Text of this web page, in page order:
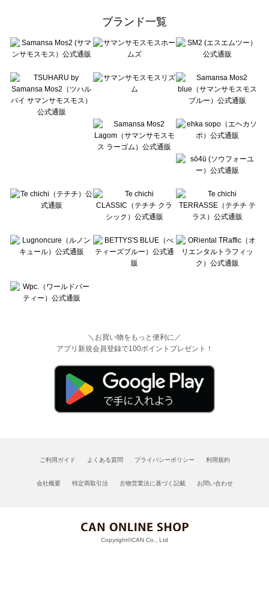
sō4ū（ソウフォーユー）のアウター一覧
Te chichi（テチチ）のアウター一覧
Te chichi CLASSIC（テチチ クラシック）のアウター一覧
Lugnoncure（ルノンキュール）のアウター一覧
BETTY'S BLUE（べティーズブルー）のアウター一覧
Wpc.（ワールドパーティー）のアウター一覧
ブランド一覧
＼お買い物をもっと便利に／
アプリ新規会員登録で100ポイントプレゼント！
ご利用ガイド よくある質問 プライバシーポリシー 利用規約
会社概要 特定商取引法 古物営業法に基づく記載 お問い合わせ
Copyright©CAN Co., Ltd